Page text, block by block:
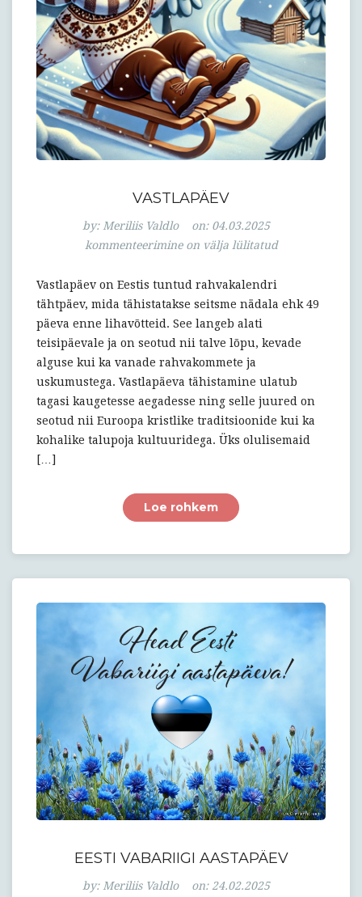
VASTLAPÄEV
by: Meriliis Valdlo on: 04.03.2025
kommenteerimine on välja lülitatud
Vastlapäev on Eestis tuntud rahvakalendri
tähtpäev, mida tähistatakse seitsme nädala ehk 49
päeva enne lihavõtteid. See langeb alati
teisipäevale ja on seotud nii talve lõpu, kevade
alguse kui ka vanade rahvakommete ja
uskumustega. Vastlapäeva tähistamine ulatub
tagasi kaugetesse aegadesse ning selle juured on
seotud nii Euroopa kristlike traditsioonide kui ka
kohalike talupoja kultuuridega. Üks olulisemaid
[…]
Loe rohkem
EESTI VABARIIGI AASTAPÄEV
by: Meriliis Valdlo on: 24.02.2025